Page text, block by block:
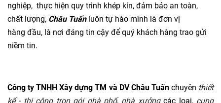
nghiệp, thực hiện quy trình khép kín, đảm bảo an toàn,
chất lượng, Châu Tuấnluôn tự hào mình là đơn vị
hàng đầu, là nơi đáng tin cậy để quý khách hàng trao gửi
niềm tin.
Công ty TNHH Xây dựng TM và DV Châu Tuấnchuyên thiết
kế - thi công trọn gói nhà phố, nhà xưởngcác loại, cung